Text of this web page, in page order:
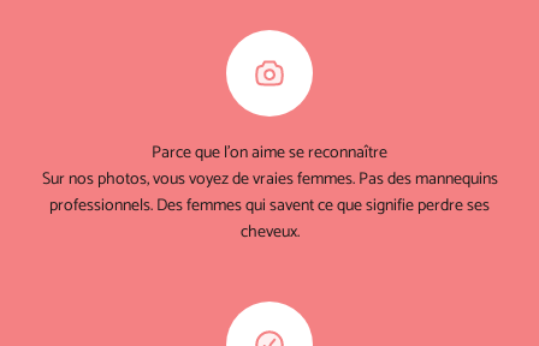
Parce que l'on aime se reconnaître
Sur nos photos, vous voyez de vraies femmes. Pas des mannequins
professionnels. Des femmes qui savent ce que signifie perdre ses
cheveux.